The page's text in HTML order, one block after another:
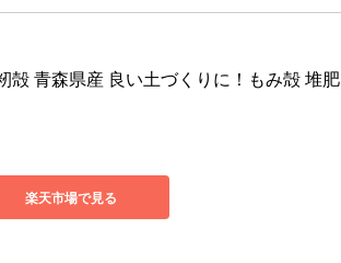
殻 青森県産 良い土づくりに！もみ殻 堆肥
楽天市場で見る